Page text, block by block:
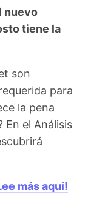
nuevo
tiene la
son
para
la pena
el Análisis
más aquí!